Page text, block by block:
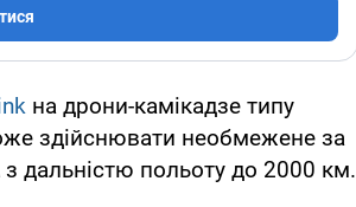
на дрони-камікадзе типу
здійснювати необмежене за
дальністю польоту до 2000 км.